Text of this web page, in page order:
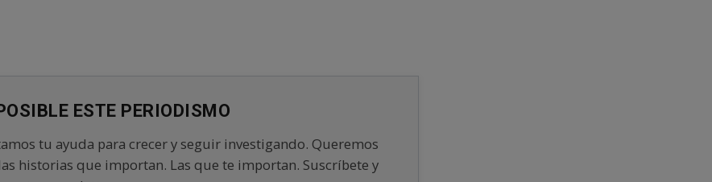
ESTE PERIODISMO
tu ayuda para crecer y seguir investigando. Queremos
historias que importan. Las que te importan. Suscríbete y